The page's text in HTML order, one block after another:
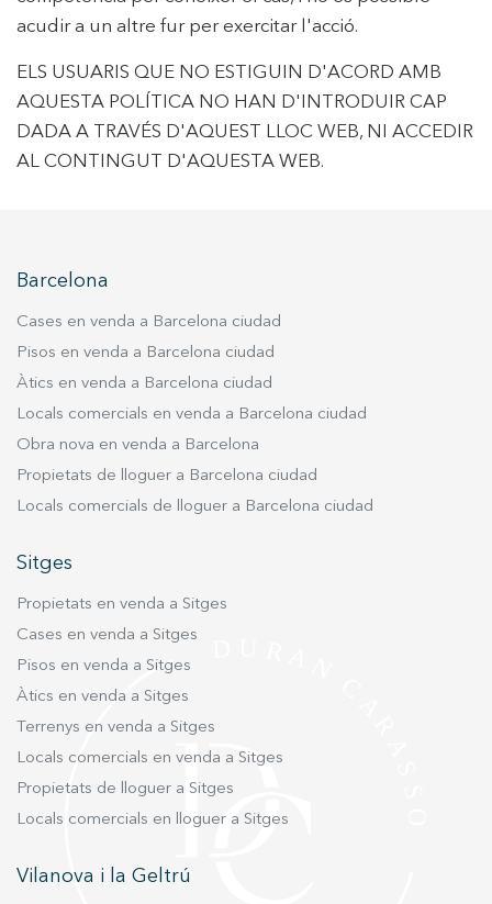
acudir a un altre fur per exercitar l'acció.
ELS USUARIS QUE NO ESTIGUIN D'ACORD AMB
AQUESTA POLÍTICA NO HAN D'INTRODUIR CAP
DADA A TRAVÉS D'AQUEST LLOC WEB, NI ACCEDIR
AL CONTINGUT D'AQUESTA WEB.
Barcelona
Cases en venda a Barcelona ciudad
Pisos en venda a Barcelona ciudad
Àtics en venda a Barcelona ciudad
Locals comercials en venda a Barcelona ciudad
Obra nova en venda a Barcelona
Propietats de lloguer a Barcelona ciudad
Locals comercials de lloguer a Barcelona ciudad
Sitges
Propietats en venda a Sitges
Cases en venda a Sitges
Pisos en venda a Sitges
Àtics en venda a Sitges
Terrenys en venda a Sitges
Locals comercials en venda a Sitges
Propietats de lloguer a Sitges
Locals comercials en lloguer a Sitges
Vilanova i la Geltrú